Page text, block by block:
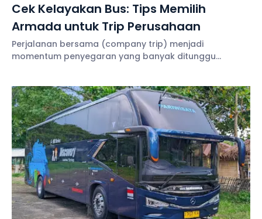
Cek Kelayakan Bus: Tips Memilih
Armada untuk Trip Perusahaan
Perjalanan bersama (company trip) menjadi
momentum penyegaran yang banyak ditunggu
yang besar. Namun, jangan lupa untuk melakukan